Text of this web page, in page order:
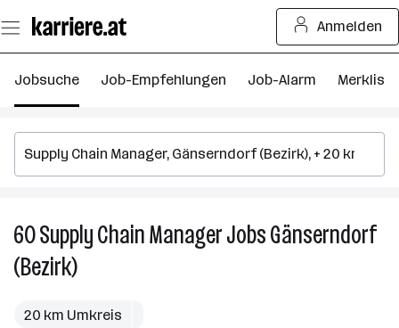
Seiteninhalt
springen
Anmelden
Jobsuche Job-Empfehlungen Job-Alarm Merkliste
60Supply Chain ManagerJobsGänserndorf
(Bezirk)
20 km Umkreis